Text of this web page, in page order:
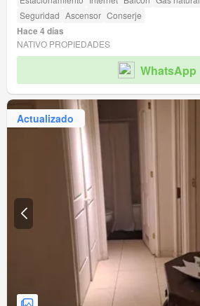
Seguridad Ascensor Conserje
Hace 4 días
NATIVO PROPIEDADES
WhatsApp
Actualizado